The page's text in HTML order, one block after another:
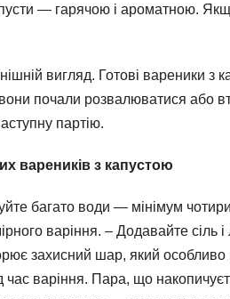
— гарячою і ароматною.
вигляд. Готові вареники з
почали розвалюватися або
партію.
вареників з капустою
багато води — мінімум
варіння. – Додавайте сіль
захисний шар, який
варіння. Пара, що